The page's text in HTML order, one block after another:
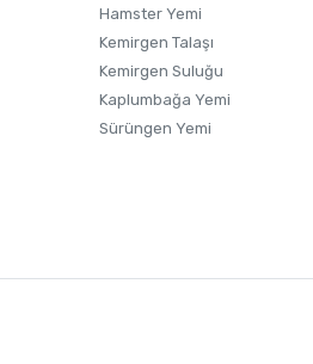
Hamster Yemi
Kemirgen Talaşı
Kemirgen Suluğu
Kaplumbağa Yemi
Sürüngen Yemi